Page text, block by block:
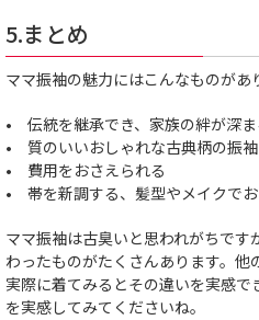
5.まとめ
ママ振袖の魅力にはこんなものがあ
• 伝統を継承でき、家族の絆が深ま
• 質のいいおしゃれな古典柄の振袖
• 費用をおさえられる
• 帯を新調する、髪型やメイクで
ママ振袖は古臭いと思われがちで
わったものがたくさんあります。他
実際に着てみるとその違いを実感
を実感してみてくださいね。